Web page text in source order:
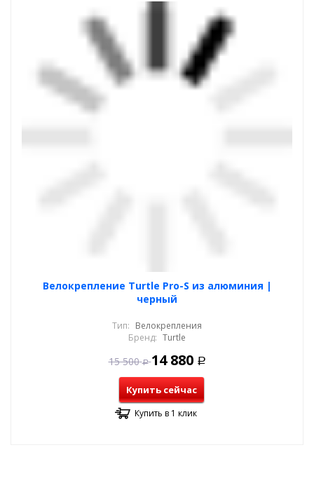
Велокрепление Turtle Pro-S из алюминия |
черный
Тип: Велокрепления
Бренд: Turtle
15 500 Р 14 880 Р
Купить сейчас
Купить в 1 клик